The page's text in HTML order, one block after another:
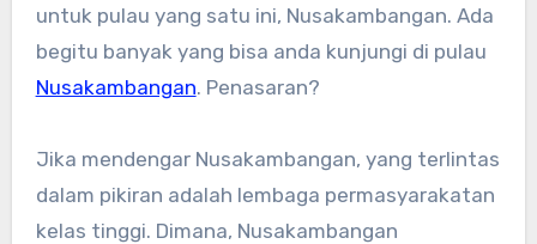
untuk pulau yang satu ini, Nusakambangan. Ada
begitu banyak yang bisa anda kunjungi di pulau
Nusakambangan. Penasaran?
Jika mendengar Nusakambangan, yang terlintas
dalam pikiran adalah lembaga permasyarakatan
kelas tinggi. Dimana, Nusakambangan